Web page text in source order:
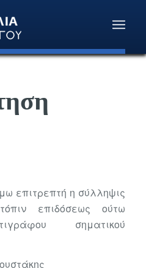
επιτρεπτή η σύλληψις
επιδόσεως ούτω
σηματικού